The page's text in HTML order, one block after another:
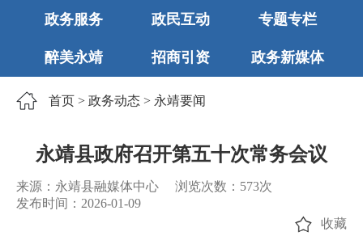
政务服务 政民互动 专题专栏
醉美永靖 招商引资 政务新媒体
首页 > 政务动态 > 永靖要闻
永靖县政府召开第五十次常务会议
来源：永靖县融媒体中心 浏览次数： 573次
发布时间：2026-01-09
收藏